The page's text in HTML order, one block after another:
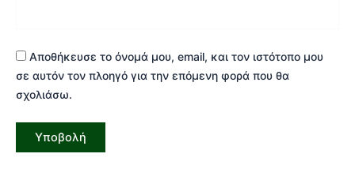
Αποθήκευσε το όνομά μου, email, και τον ιστότοπο μου
σε αυτόν τον πλοηγό για την επόμενη φορά που θα
σχολιάσω.